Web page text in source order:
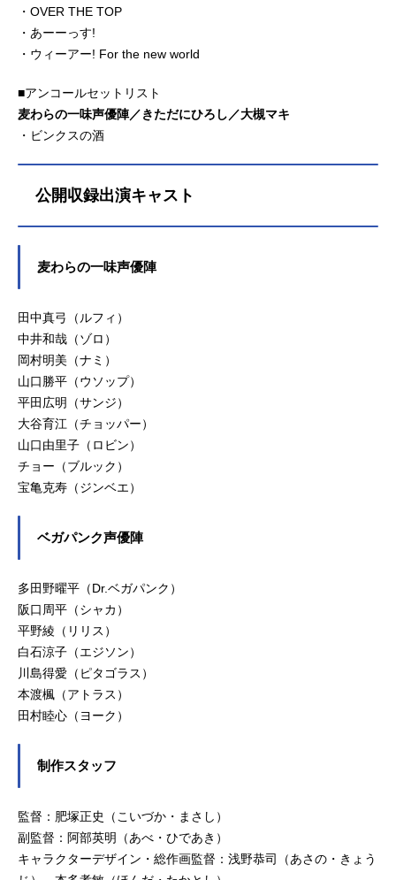
・OVER THE TOP
・あーーっす!
・ウィーアー! For the new world
■アンコールセットリスト
麦わらの一味声優陣／きただにひろし／大槻マキ
・ビンクスの酒
公開収録出演キャスト
麦わらの一味声優陣
田中真弓（ルフィ）
中井和哉（ゾロ）
岡村明美（ナミ）
山口勝平（ウソップ）
平田広明（サンジ）
大谷育江（チョッパー）
山口由里子（ロビン）
チョー（ブルック）
宝亀克寿（ジンベエ）
ベガパンク声優陣
多田野曜平（Dr.ベガパンク）
阪口周平（シャカ）
平野綾（リリス）
白石涼子（エジソン）
川島得愛（ピタゴラス）
本渡楓（アトラス）
田村睦心（ヨーク）
制作スタッフ
監督：肥塚正史（こいづか・まさし）
副監督：阿部英明（あべ・ひであき）
キャラクターデザイン・総作画監督：浅野恭司（あさの・きょう